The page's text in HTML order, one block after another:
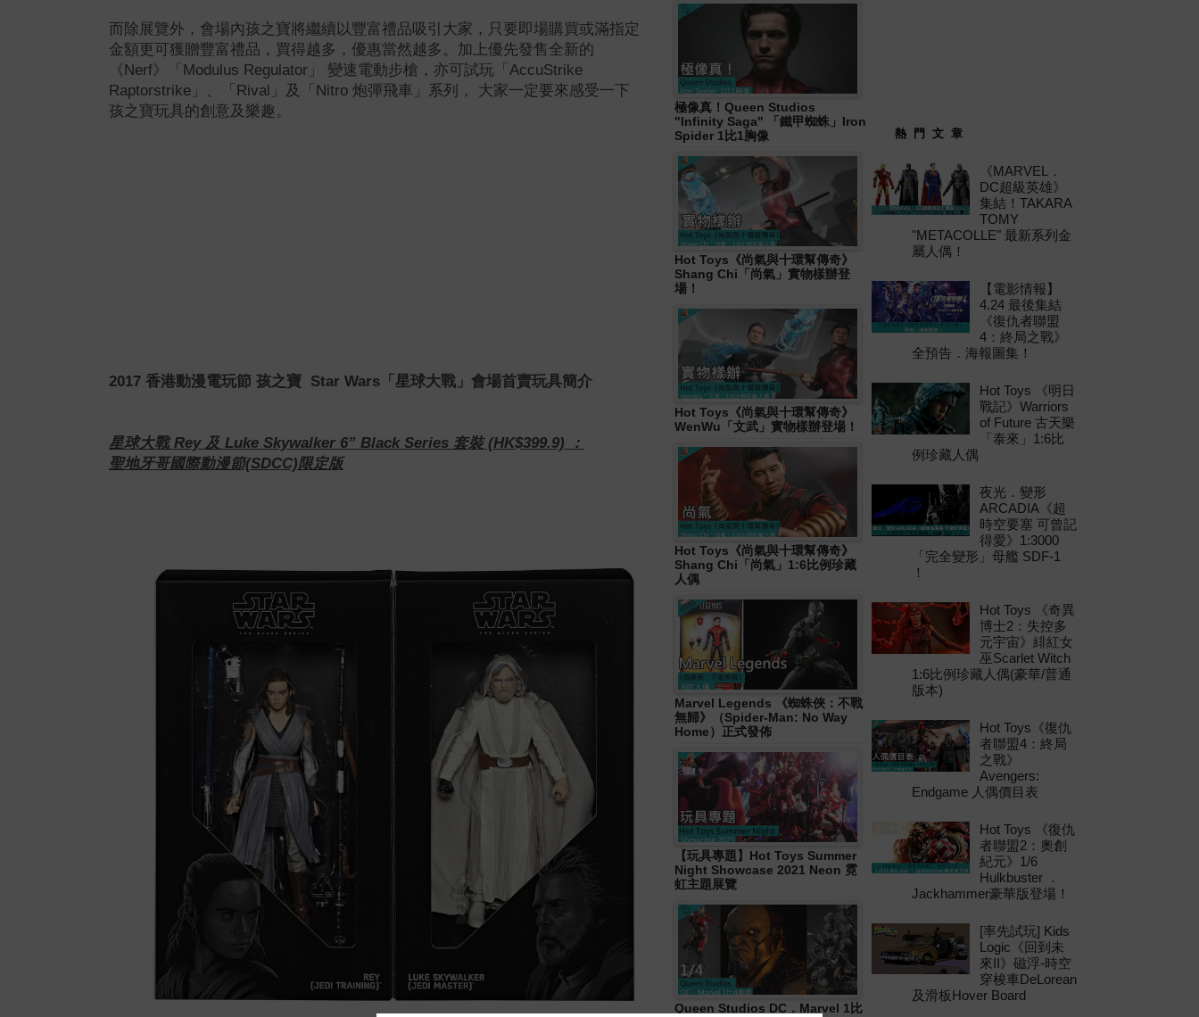
而除展覽外，會場內孩之寶將繼續以豐富禮品吸引大家，只要即場購買或滿指定
金額更可獲贈豐富禮品，買得越多，優惠當然越多。加上優先發售全新的
《Nerf》「Modulus Regulator」 變速電動步槍，亦可試玩「AccuStrike
Raptorstrike」、「Rival」及「Nitro 炮彈飛車」系列， 大家一定要來感受一下
孩之寶玩具的創意及樂趣。
2017 香港動漫電玩節 孩之寶 Star Wars「星球大戰」會場首賣玩具簡介
星球大戰 Rey 及 Luke Skywalker 6” Black Series 套裝 (HK$399.9) ：
聖地牙哥國際動漫節(SDCC)限定版
極像真！Queen Studios
"Infinity Saga" 「鐵甲蜘蛛」Iron
Spider 1比1胸像
Hot Toys《尚氣與十環幫傳奇》
Shang Chi「尚氣」實物樣辦登
場！
Hot Toys《尚氣與十環幫傳奇》
WenWu「文武」實物樣辦登場！
Hot Toys《尚氣與十環幫傳奇》
Shang Chi「尚氣」1:6比例珍藏
人偶
Marvel Legends 《蜘蛛俠：不戰
無歸》（Spider-Man: No Way
Home）正式發佈
【玩具專題】Hot Toys Summer
Night Showcase 2021 Neon 霓
虹主題展覽
Queen Studios DC．Marvel 1比
熱 門 文 章
《MARVEL．
DC超級英雄》
集結！TAKARA
TOMY
"METACOLLE" 最新系列金
屬人偶！
【電影情報】
4.24 最後集結
《復仇者聯盟
4：終局之戰》
全預告．海報圖集！
Hot Toys 《明日
戰記》Warriors
of Future 古天樂
「泰來」1:6比
例珍藏人偶
夜光．變形
ARCADIA《超
時空要塞 可曾記
得愛》1:3000
「完全變形」母艦 SDF-1
！
Hot Toys 《奇異
博士2：失控多
元宇宙》緋紅女
巫Scarlet Witch
1:6比例珍藏人偶(豪華/普通
版本)
Hot Toys《復仇
者聯盟4：終局
之戰》
Avengers:
Endgame 人偶價目表
Hot Toys 《復仇
者聯盟2：奧創
紀元》1/6
Hulkbuster ．
Jackhammer豪華版登場！
[率先試玩] Kids
Logic《回到未
來II》磁浮-時空
穿梭車DeLorean
及滑板Hover Board